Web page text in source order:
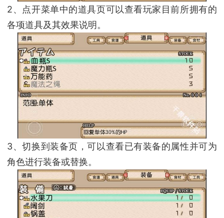
2、点开菜单中的道具页可以查看玩家目前所拥有的
各项道具及其效果说明。
3、切换到装备页，可以查看已有装备的属性并可为
角色进行装备或替换。